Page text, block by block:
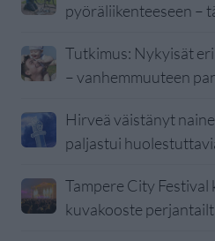
pyöräliikenteeseen –
Tutkimus: Nykyisät
– vanhemmuuteen
Hirveä väistänyt
paljastui
Tampere City
kuvakooste